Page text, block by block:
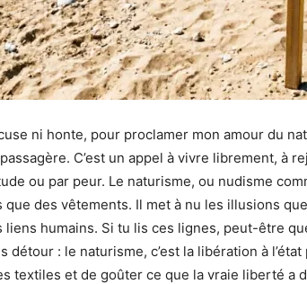
ni honte, pour proclamer mon amour du
C’est un appel à vivre librement, à
ou par peur. Le naturisme, ou nudisme
des vêtements. Il met à nu les illusions
liens humains. Si tu lis ces lignes, peut-être
détour : le naturisme, c’est la libération à l’état
textiles et de goûter ce que la vraie liberté a